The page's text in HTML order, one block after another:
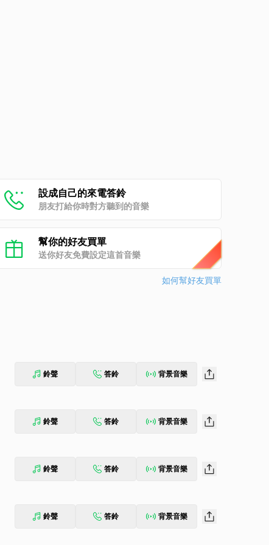
設成自己的來電答鈴
朋友打給你時對方聽到的音樂
幫你的好友買單
送你好友免費設定這首音樂
如何幫好友買單
鈴聲 答鈴 背景音樂
鈴聲 答鈴 背景音樂
鈴聲 答鈴 背景音樂
鈴聲 答鈴 背景音樂